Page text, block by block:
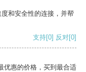
和安全性的连接，并帮
支持[0] 反对[0]
优惠的价格，买到最合适